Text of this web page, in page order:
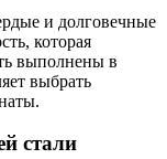
и долговечные
которая
выполнены в
выбрать
стали